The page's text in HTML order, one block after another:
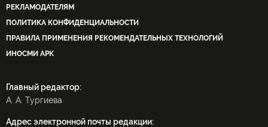
РЕКЛАМОДАТЕЛЯМ
ПОЛИТИКА КОНФИДЕНЦИАЛЬНОСТИ
ПРАВИЛА ПРИМЕНЕНИЯ РЕКОМЕНДАТЕЛЬНЫХ ТЕХНОЛОГИЙ
ИНОСМИ APK
Главный редактор:
А. А. Тургиева
Адрес электронной почты редакции: